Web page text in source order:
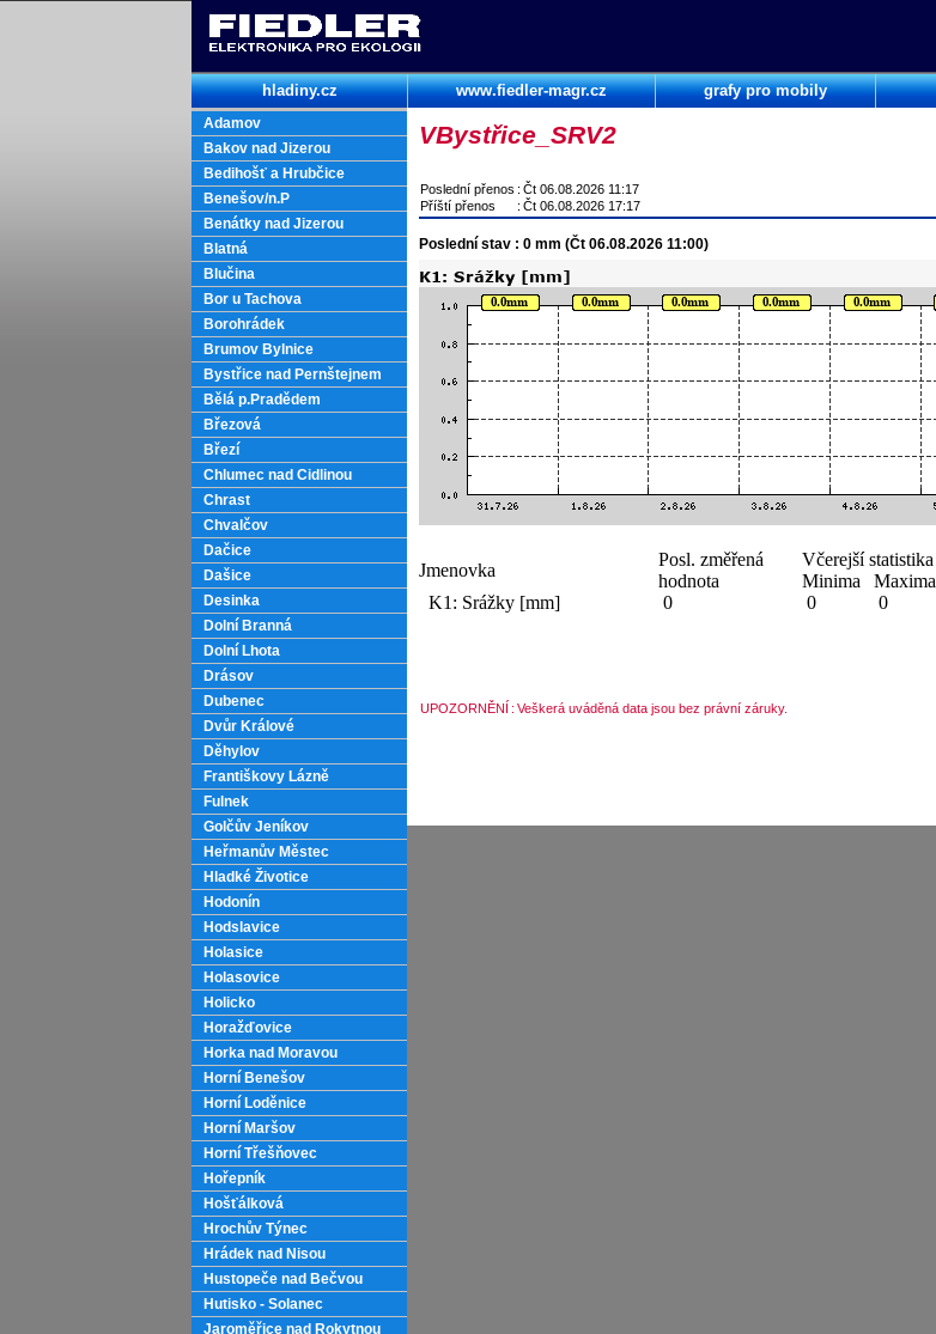
hladiny.cz www.fiedler-magr.cz grafy pro mobily
Adamov
Bakov nad Jizerou
Bedihošť a Hrubčice
Benešov/n.P
Benátky nad Jizerou
Blatná
Blučina
Bor u Tachova
Borohrádek
Brumov Bylnice
Bystřice nad Pernštejnem
Bělá p.Pradědem
Březová
Březí
Chlumec nad Cidlinou
Chrast
Chvalčov
Dačice
Dašice
Desinka
Dolní Branná
Dolní Lhota
Drásov
Dubenec
Dvůr Králové
Děhylov
Františkovy Lázně
Fulnek
Golčův Jeníkov
Heřmanův Městec
Hladké Životice
Hodonín
Hodslavice
Holasice
Holasovice
Holicko
Horažďovice
Horka nad Moravou
Horní Benešov
Horní Loděnice
Horní Maršov
Horní Třešňovec
Hořepník
Hošťálková
Hrochův Týnec
Hrádek nad Nisou
Hustopeče nad Bečvou
Hutisko - Solanec
Jaroměřice nad Rokytnou
VBystřice_SRV2
Poslední přenos : Čt 06.08.2026 11:17
Příští přenos
: Čt 06.08.2026 17:17
Poslední stav : 0 mm (Čt 06.08.2026 11:00)
Jmenovka
Posl. změřená
hodnota
Včerejší statistika
Minima
Maxima
K1: Srážky [mm]
0 0 0
UPOZORNĚNÍ : Veškerá uváděná data jsou bez právní záruky.